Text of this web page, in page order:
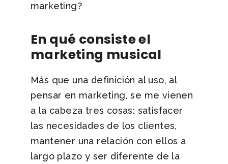
marketing?
En qué consiste el
marketing musical
Más que una definición al uso, al
pensar en marketing, se me vienen
a la cabeza tres cosas: satisfacer
las necesidades de los clientes,
mantener una relación con ellos a
largo plazo y ser diferente de la